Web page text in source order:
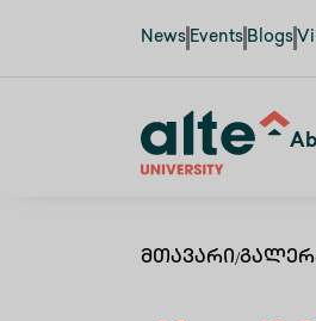
News Events Blogs
Მთავარი/